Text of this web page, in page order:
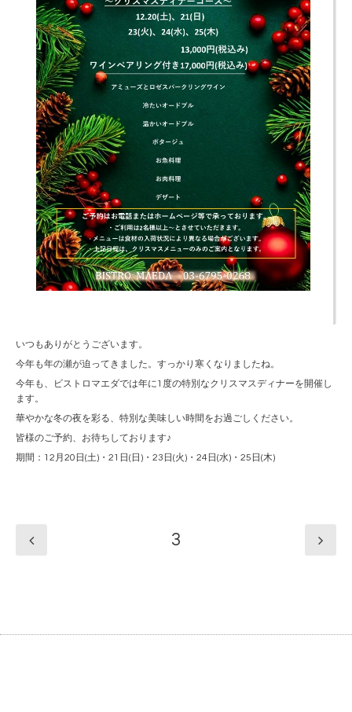
いつもありがとうございます。
今年も年の瀬が迫ってきました。すっかり寒くなりましたね。
今年も、ビストロマエダでは年に1度の特別なクリスマスディナーを開催し
ます。
華やかな冬の夜を彩る、特別な美味しい時間をお過ごしください。
皆様のご予約、お待ちしております♪
期間：12月20日(土)・21日(日)・23日(火)・24日(水)・25日(木)
3